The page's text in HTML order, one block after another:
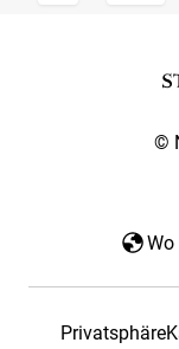
©
Privatsphäre